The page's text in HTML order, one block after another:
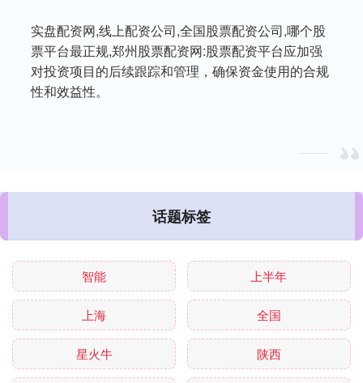
实盘配资网,线上配资公司,全国股票配资公司,哪个股
票平台最正规,郑州股票配资网:股票配资平台应加强
对投资项目的后续跟踪和管理，确保资金使用的合规
性和效益性。
话题标签
智能 上半年
上海 全国
星火牛 陕西